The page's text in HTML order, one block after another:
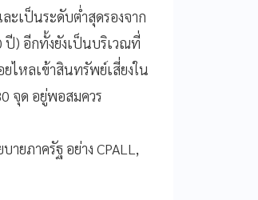
เป็นระดับต่ำสุดรองจาก
ปี) อีกทั้งยังเป็นบริเวณที่
ไหลเข้าสินทรัพย์เสี่ยงใน
จุด อยู่พอสมควร
ภาครัฐ อย่าง CPALL,